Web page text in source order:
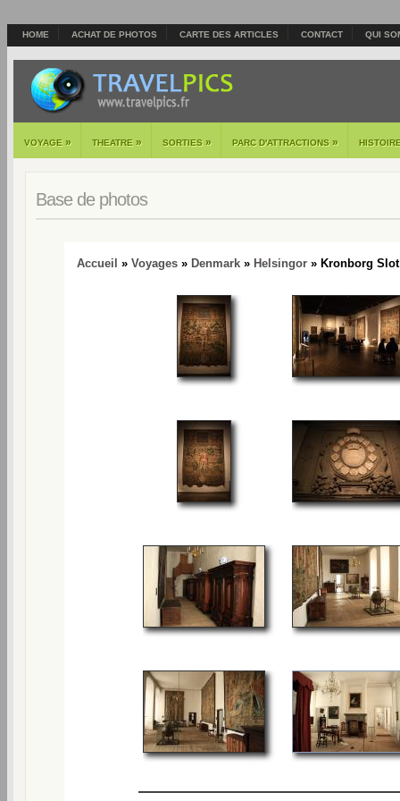
HOME ACHAT DE PHOTOS CARTE DES ARTICLES CONTACT QUI
VOYAGE » THEATRE » SORTIES » PARC D'ATTRACTIONS »
Base de photos
Accueil » Voyages » Denmark » Helsingor » Kronborg